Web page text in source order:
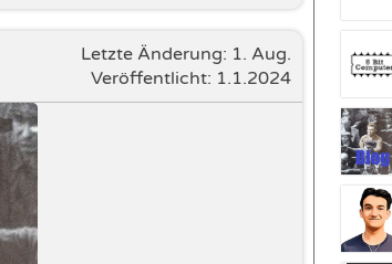
Letzte Änderung: 1. Aug.
Veröffentlicht: 1.1.2024